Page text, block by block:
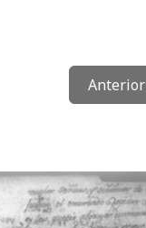
Anterior